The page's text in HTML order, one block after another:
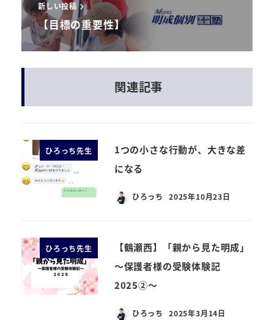
新しい投稿
【目標の重要性】
関連記事
ひろっち先生
1つの小さな行動が、大きな差
になる
ひろっち 2025年10月23日
ひろっち先生
【鶴瀬西】「親から見た明成」
～保護者様の受験体験記
2025②～
ひろっち 2025年3月14日